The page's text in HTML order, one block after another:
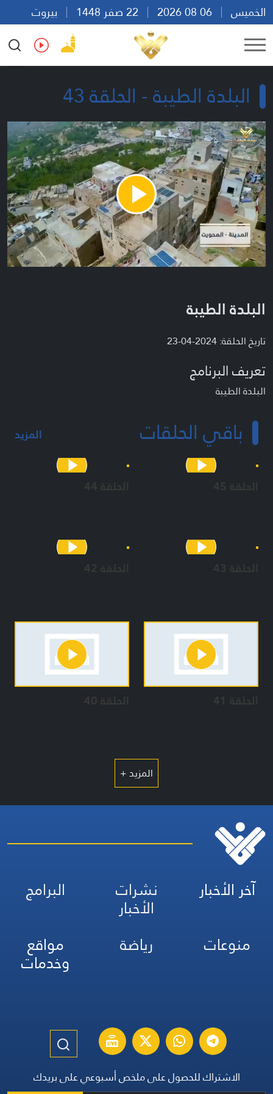
الخميس
بيروت
13:11
Ar En Fr Es
البلدة الطيبة - الحلقة 43
Play
Video
البلدة الطيبة
تاريخ الحلقة: 2024-04-23
تعريف البرنامج
البلدة الطيبة
باقي الحلقات المزيد
الحلقة 45 الحلقة 44
الحلقة 43 الحلقة 42
الحلقة 41 الحلقة 40
المزيد +
آخر الأخبار نشرات
الأخبار
البرامج
منوعات
رياضة مواقع
وخدمات
الاشتراك للحصول على ملخص أسبوعي على بريدك